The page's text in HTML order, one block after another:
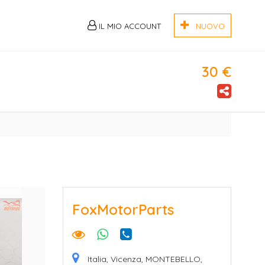
IL MIO ACCOUNT NUOVO
30 €
FoxMotorParts
Italia, Vicenza, MONTEBELLO,